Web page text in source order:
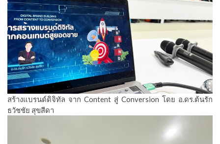
สร้างแบรนด์ดิจิทัล จาก Content สู่ Conversion โดย อ.ดร.ต้นรัก
ธวัชชัย สุขสีดา